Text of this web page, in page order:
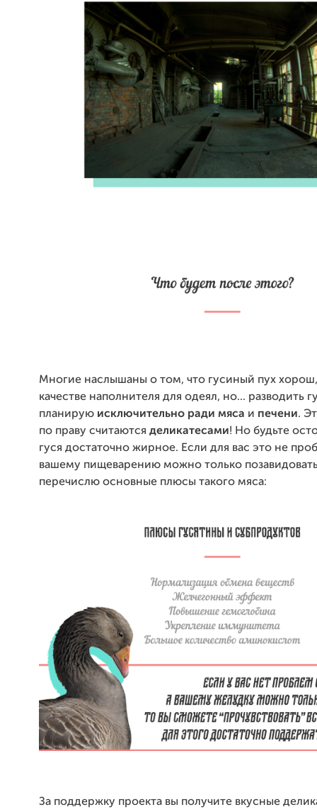
Многие наслышаны о том, что гусиный пух
качестве наполнителя для одеял, но... разводить
планирую исключительно ради мяса и печени.
по праву считаются деликатесами! Но будьте
гуся достаточно жирное. Если для вас это не
вашему пищеварению можно только
перечислю основные плюсы такого мяса:
За поддержку проекта вы получите вкусные